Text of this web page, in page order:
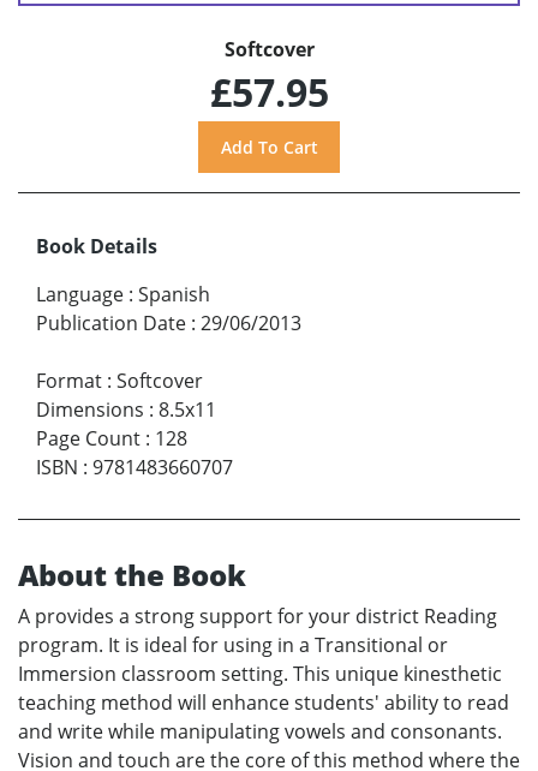
Softcover
£57.95
Book Details
Language : Spanish
Publication Date : 29/06/2013
Format : Softcover
Dimensions : 8.5x11
Page Count : 128
ISBN : 9781483660707
About the Book
A provides a strong support for your district Reading
program. It is ideal for using in a Transitional or
Immersion classroom setting. This unique kinesthetic
teaching method will enhance students' ability to read
and write while manipulating vowels and consonants.
Vision and touch are the core of this method where the